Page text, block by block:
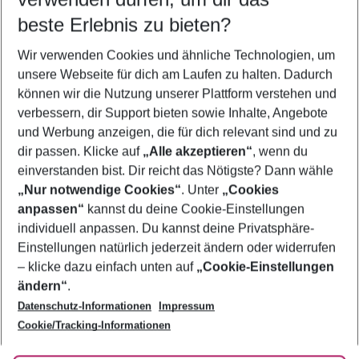
5-8 Nächte
2 Erwachsene Keine Kinder
Mehr Filter anzeigen
Footer
Footer navigation
Über uns
AGB
Bestpreisgarantie
Cookie-Einstellungen ändern
Cookie-Richtlinie
Agenturbetreuung
Barrierefreies Reisen
Folge uns
beste Erlebnis zu bieten?
Wir verwenden Cookies und ähnliche Technologien, um
unsere Webseite für dich am Laufen zu halten. Dadurch
können wir die Nutzung unserer Plattform verstehen und
verbessern, dir Support bieten sowie Inhalte, Angebote
und Werbung anzeigen, die für dich relevant sind und zu
dir passen. Klicke auf „Alle akzeptieren“, wenn du
einverstanden bist. Dir reicht das Nötigste? Dann wähle
„Nur notwendige Cookies“. Unter „Cookies
anpassen“ kannst du deine Cookie-Einstellungen
individuell anpassen. Du kannst deine Privatsphäre-
Einstellungen natürlich jederzeit ändern oder widerrufen
– klicke dazu einfach unten auf „Cookie-Einstellungen
ändern“.
Datenschutz-Informationen
Impressum
Cookie/Tracking-Informationen